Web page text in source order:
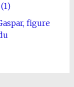
figure